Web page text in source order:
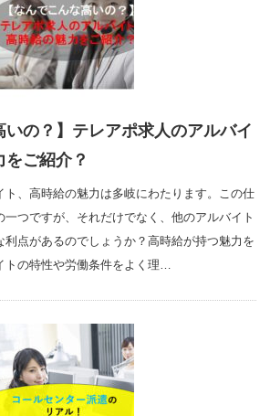
いの？】テレアポ求人のアルバイ
をご紹介？
ト、高時給の魅力は多岐にわたります。この仕
つですが、それだけでなく、他のアルバイト
利点があるのでしょうか？高時給が持つ魅力を
トの特性や労働条件をよく理…